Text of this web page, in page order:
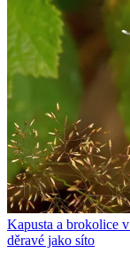
Kapusta a brokolice
děravé jako síto